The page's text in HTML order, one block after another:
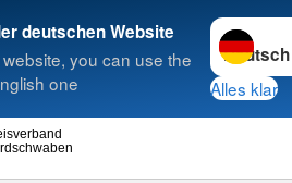
deutschen Website
you can use the
one
Sprache
Alles klar
Suche